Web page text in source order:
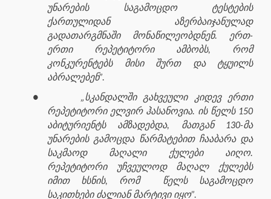
უნარების საგამოცდო ტესტების
ქართულიდან აზერბაიჯანულად
გადათარგმნაში მონაწილეობდნენ. ერთ-
ერთი რეპეტიტორი ამბობს, რომ
კონკურენტებს მისი შურთ და ტყუილს
აბრალებენ”.
●
„სკანდალში გახვეული კიდევ ერთი
რეპეტიტორი ელვირ ჰასანოვია. ის წელს 150
აბიტურიენტს ამზადებდა, მათგან 130-მა
უნარების გამოცდა წარმატებით ჩააბარა და
საკმაოდ მაღალი ქულები აიღო.
რეპეტიტორი უჩვეულოდ მაღალ ქულებს
იმით ხსნის, რომ
წელს საგამოცდო
საკითხები ძალიან მარტივი იყო”.